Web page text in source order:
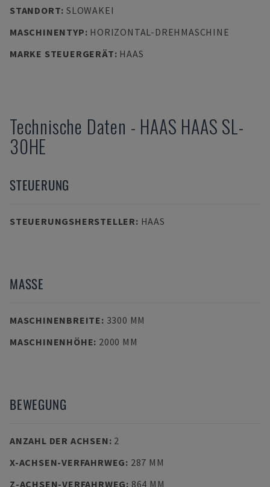
STANDORT: SLOWAKEI
MASCHINENTYP: HORIZONTAL-DREHMASCHINE
MARKE STEUERGERÄT: HAAS
Technische Daten - HAAS HAAS SL-
30HE
STEUERUNG
STEUERUNGSHERSTELLER: HAAS
MASSE
MASCHINENBREITE: 3300 MM
MASCHINENHÖHE: 2000 MM
BEWEGUNG
ANZAHL DER ACHSEN: 2
X-ACHSEN-VERFAHRWEG: 287 MM
Z-ACHSEN-VERFAHRWEG: 864 MM